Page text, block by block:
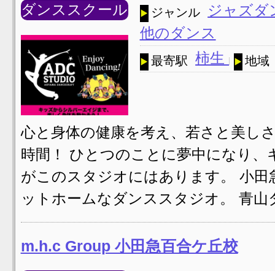
ダンススクール ジャンル
ジャズ
他のダンス
最寄駅 柿生 地域
心と身体の健康を考え、若さと美し
時間！ ひとつのことに夢中になり
がこのスタジオにはあります。 小
ットホームなダンススタジオ。 青
m.h.c Group 小田急百合ケ丘校